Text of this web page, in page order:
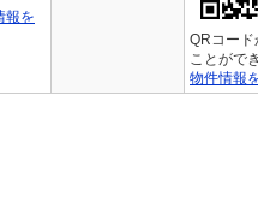
報を
QRコード
ことがで
物件情報